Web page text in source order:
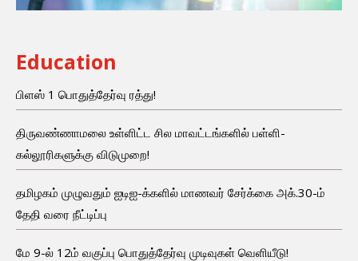
Education
பிளஸ் 1 பொதுத்தேர்வு ரத்து!
திருவண்ணாமலை உள்ளிட்ட சில மாவட்டங்களில் பள்ளி-
கல்லூரிகளுக்கு விடுமுறை!
தமிழகம் முழுவதும் ஐடிஐ-க்களில் மாணவர் சேர்க்கை அக்.30-ம்
தேதி வரை நீட்டிப்பு
மே 9-ல் 12ம் வகுப்பு பொதுத்தேர்வு முடிவுகள் வெளியீடு!